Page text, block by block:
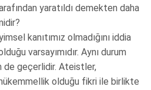
yaratıldı demekten daha
kanıtımız olmadığını iddia
varsayımıdır. Aynı durum
de geçerlidir. Ateistler,
olduğu fikri ile birlikte